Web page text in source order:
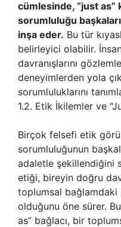
cümlesinde, “just as”
sorumluluğu
inşa eder. Bu tür
belirleyici olabilir.
davranışlarını
deneyimlerden yola
sorumluluklarını
1.2. Etik İkilemler ve
Birçok felsefi etik
sorumluluğunun
adaletle şekillendiğini
etiği, bireyin doğru
toplumsal
olduğunu öne sürer. Bu
as” bağlacı, bir